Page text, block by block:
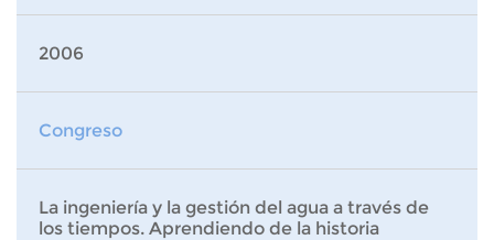
2006
Congreso
La ingeniería y la gestión del agua a través de
los tiempos. Aprendiendo de la historia